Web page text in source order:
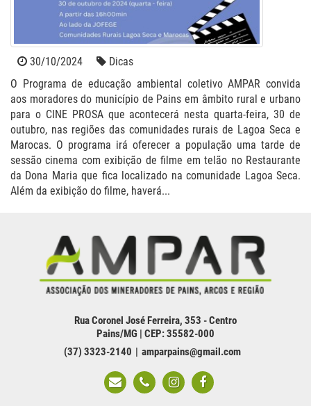
30/10/2024
Dicas
O Programa de educação ambiental coletivo AMPAR convida
aos moradores do município de Pains em âmbito rural e urbano
para o CINE PROSA que acontecerá nesta quarta-feira, 30 de
outubro, nas regiões das comunidades rurais de Lagoa Seca e
Marocas. O programa irá oferecer a população uma tarde de
sessão cinema com exibição de filme em telão no Restaurante
da Dona Maria que fica localizado na comunidade Lagoa Seca.
Além da exibição do filme, haverá...
Rua Coronel José Ferreira, 353 - Centro
Pains/MG | CEP: 35582-000
(37) 3323-2140
amparpains@gmail.com